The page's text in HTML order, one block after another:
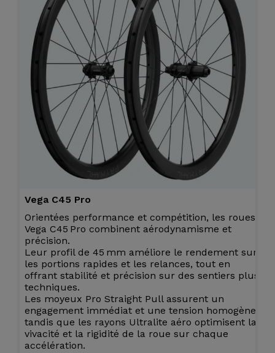
Vega C45 Pro
Orientées performance et compétition, les roues
Vega C45 Pro combinent aérodynamisme et
précision.
Leur profil de 45 mm améliore le rendement sur
les portions rapides et les relances, tout en
offrant stabilité et précision sur des sentiers plus
techniques.
Les moyeux Pro Straight Pull assurent un
engagement immédiat et une tension homogène,
tandis que les rayons Ultralite aéro optimisent la
vivacité et la rigidité de la roue sur chaque
accélération.